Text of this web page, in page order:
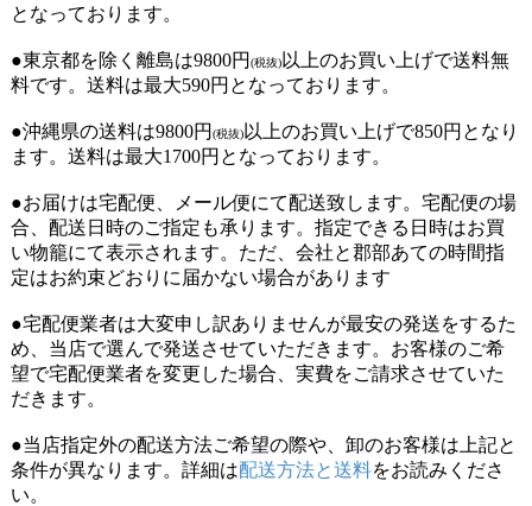
となっております。
●東京都を除く離島は9800円 (税抜)以上のお買い上げで送料無
料です。送料は最大590円となっております。
●沖縄県の送料は9800円 (税抜)以上のお買い上げで850円となり
ます。送料は最大1700円となっております。
●お届けは宅配便、メール便にて配送致します。宅配便の場
合、配送日時のご指定も承ります。指定できる日時はお買
い物籠にて表示されます。ただ、会社と郡部あての時間指
定はお約束どおりに届かない場合があります
●宅配便業者は大変申し訳ありませんが最安の発送をするた
め、当店で選んで発送させていただきます。お客様のご希
望で宅配便業者を変更した場合、実費をご請求させていた
だきます。
●当店指定外の配送方法ご希望の際や、卸のお客様は上記と
条件が異なります。詳細は配送方法と送料をお読みくださ
い。